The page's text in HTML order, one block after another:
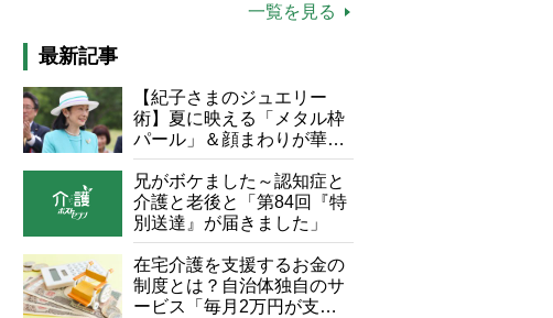
飛ぶ“やりがい”、介護の現
一覧を見る
最新記事
【紀子さまのジュエリー
術】夏に映える「メタル枠
パール」＆顔まわりが華や
ぐ「揺れる一粒」の使い分
け方
兄がボケました～認知症と
介護と老後と「第84回『特
別送達』が届きました」
在宅介護を支援するお金の
制度とは？自治体独自のサ
ービス「毎月2万円が支給